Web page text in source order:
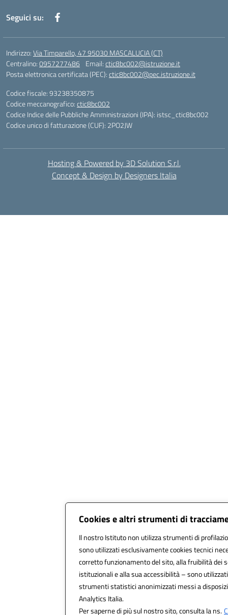
Cookies e altri strumenti di
Il nostro Istituto non utilizza strumenti di
sono utilizzati esclusivamente cookies tecnici
corretto funzionamento del sito, alla fruibilità dei
istituzionali e alla sua accessibilità – sono
strumenti statistici anonimizzati messi a
Analytics Italia.
Per saperne di più sul nostro sito, consulta la ns.
Seguici su:
Indirizzo:Via Timparello, 47 95030 MASCALUCIA (CT)
Centralino:0957277486 Email:ctic8bc002@istruzione.it
Posta elettronica certificata (PEC):ctic8bc002@pec.istruzione.it
Codice fiscale: 93238350875
Codice meccanografico:ctic8bc002
Codice Indice delle Pubbliche Amministrazioni (IPA): istsc_ctic8bc002
Codice unico di fatturazione (CUF): 2PO2JW
Hosting & Powered by 3D Solution S.r.l.
Concept & Design by Designers Italia